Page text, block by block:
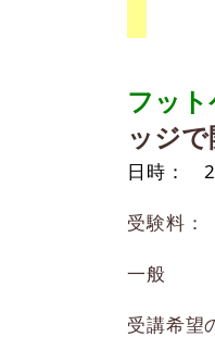
フッ
ッジ
日時：
受験料
一般
受講希望